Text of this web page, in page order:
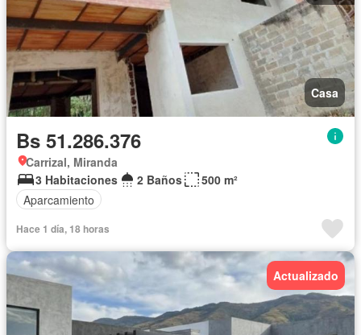
Casa
Bs 51.286.376
Carrizal, Miranda
3 Habitaciones
2 Baños
500 m²
Aparcamiento
Hace 1 día, 18 horas
Actualizado